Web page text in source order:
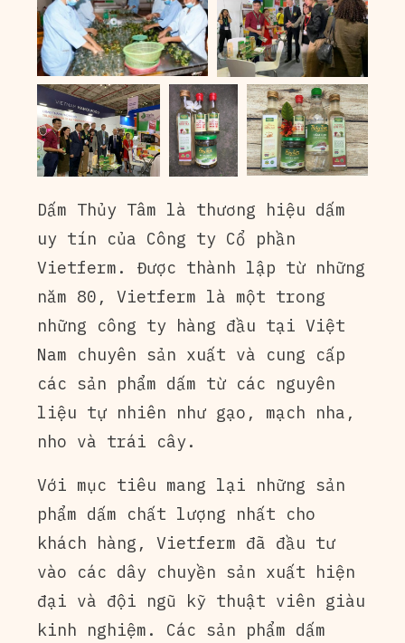
Dấm Thủy Tâm là thương hiệu dấm
uy tín của Công ty Cổ phần
Vietferm. Được thành lập từ những
năm 80, Vietferm là một trong
những công ty hàng đầu tại Việt
Nam chuyên sản xuất và cung cấp
các sản phẩm dấm từ các nguyên
liệu tự nhiên như gạo, mạch nha,
nho và trái cây.
Với mục tiêu mang lại những sản
phẩm dấm chất lượng nhất cho
khách hàng, Vietferm đã đầu tư
vào các dây chuyền sản xuất hiện
đại và đội ngũ kỹ thuật viên giàu
kinh nghiệm. Các sản phẩm dấm